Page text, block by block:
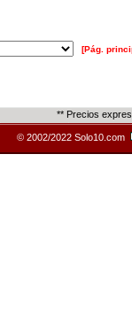
[Pág.
** Precios
© 2002/2022 Solo10.com